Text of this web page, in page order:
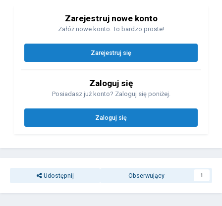
Zarejestruj nowe konto
Załóż nowe konto. To bardzo proste!
Zarejestruj się
Zaloguj się
Posiadasz już konto? Zaloguj się poniżej.
Zaloguj się
Udostępnij Obserwujący 1